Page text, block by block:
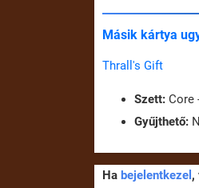
Másik kártya
Thrall's Gift
Szett: Core
Gyűjthető:
Ha bejelentkezel ,